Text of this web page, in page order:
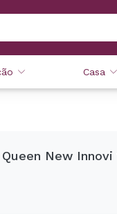
Casa
New